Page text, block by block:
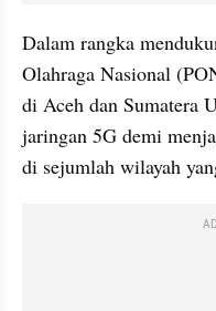
Dalam rangka
Olahraga Nasional
di Aceh dan Sumatera
jaringan 5G demi
di sejumlah wilayah